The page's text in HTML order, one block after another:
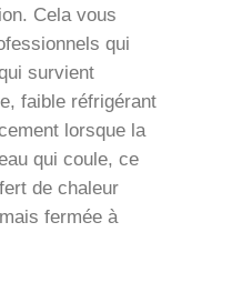
Cela vous
qui
survient
faible réfrigérant
lorsque la
qui coule, ce
de chaleur
fermée à